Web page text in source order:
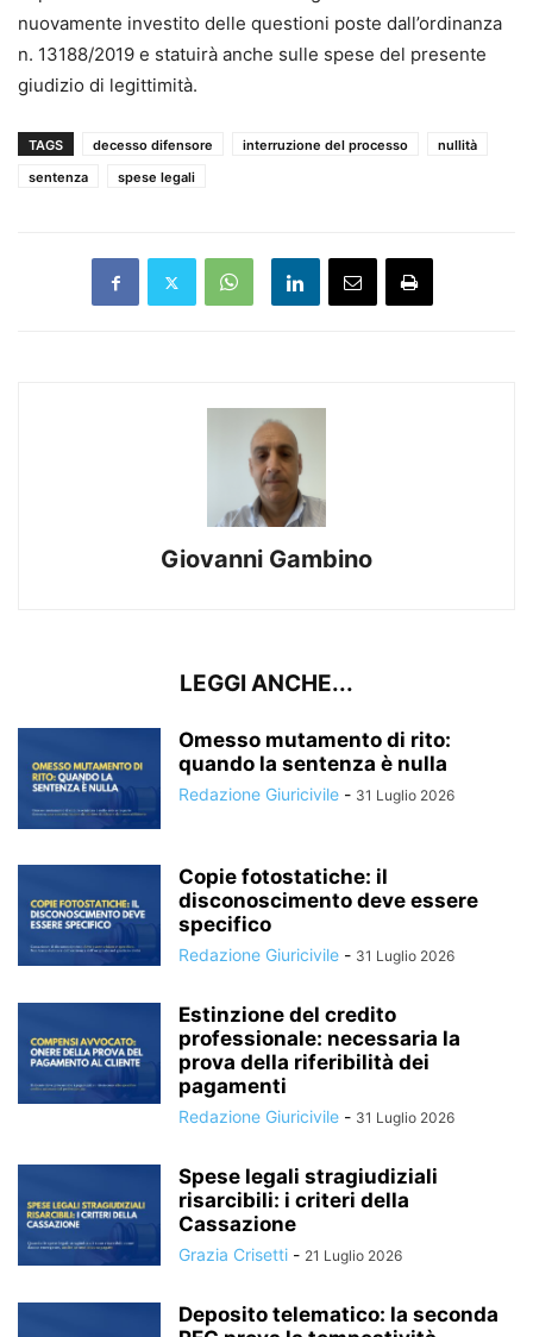
nuovamente investito delle questioni poste dall’ordinanza
n. 13188/2019 e statuirà anche sulle spese del presente
giudizio di legittimità.
TAGS decesso difensore interruzione del processo
nullità
sentenza
spese legali
Giovanni Gambino
LEGGI ANCHE...
Omesso mutamento di rito:
quando la sentenza è nulla
Redazione Giuricivile - 31 Luglio 2026
Copie fotostatiche: il
disconoscimento deve essere
specifico
Redazione Giuricivile - 31 Luglio 2026
Estinzione del credito
professionale: necessaria la
prova della riferibilità dei
pagamenti
Redazione Giuricivile - 31 Luglio 2026
Spese legali stragiudiziali
risarcibili: i criteri della
Cassazione
Grazia Crisetti - 21 Luglio 2026
Deposito telematico: la seconda